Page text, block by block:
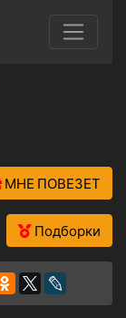
МНЕ ПОВЕЗЕТ
Подборки